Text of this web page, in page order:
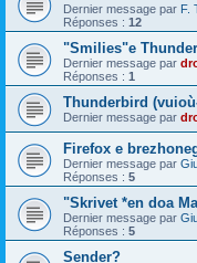
Dernier message par F.
Réponses : 12
"Smilies"e
Dernier message par
Réponses : 1
Thunderbird
Dernier message par
Firefox e
Dernier message par
Réponses : 5
"Skrivet *en doa
Dernier message par
Réponses : 5
Sender?